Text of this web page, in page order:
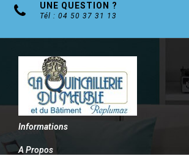
UNE QUESTION ?
Tél : 04 50 37 31 13
Informations
A Propos